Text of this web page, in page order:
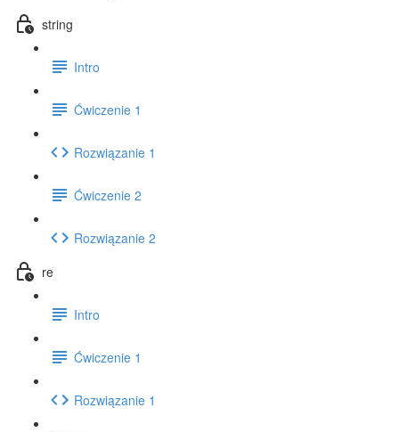
string
Intro
Ćwiczenie 1
Rozwiązanie 1
Ćwiczenie 2
Rozwiązanie 2
re
Intro
Ćwiczenie 1
Rozwiązanie 1